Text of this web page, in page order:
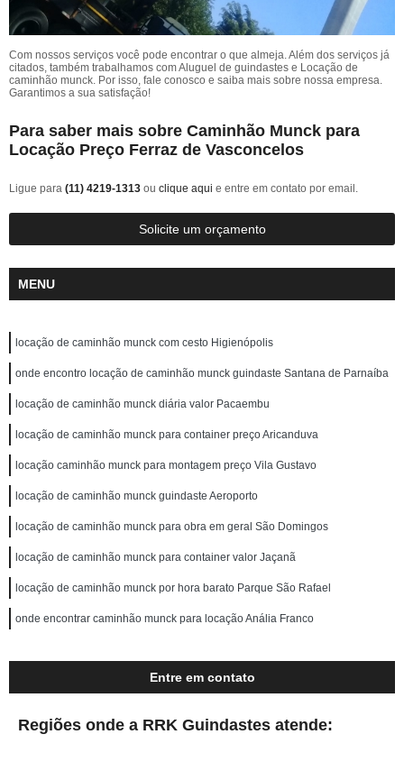
Com nossos serviços você pode encontrar o que almeja. Além dos serviços já
citados, também trabalhamos com Aluguel de guindastes e Locação de
caminhão munck. Por isso, fale conosco e saiba mais sobre nossa empresa.
Garantimos a sua satisfação!
Para saber mais sobre Caminhão Munck para
Locação Preço Ferraz de Vasconcelos
Ligue para (11) 4219-1313 ou clique aqui e entre em contato por email.
Solicite um orçamento
MENU
locação de caminhão munck com cesto Higienópolis
onde encontro locação de caminhão munck guindaste Santana de Parnaíba
locação de caminhão munck diária valor Pacaembu
locação de caminhão munck para container preço Aricanduva
locação caminhão munck para montagem preço Vila Gustavo
locação de caminhão munck guindaste Aeroporto
locação de caminhão munck para obra em geral São Domingos
locação de caminhão munck para container valor Jaçanã
locação de caminhão munck por hora barato Parque São Rafael
onde encontrar caminhão munck para locação Anália Franco
Entre em contato
Regiões onde a RRK Guindastes atende: